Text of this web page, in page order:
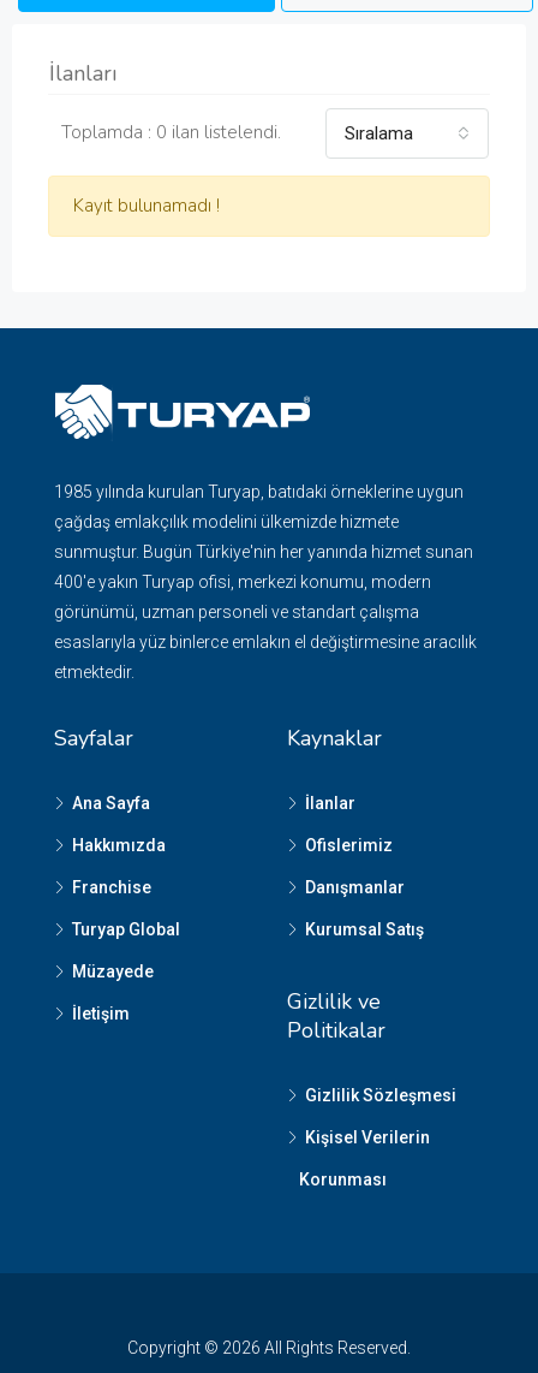
İlanları
Toplamda : 0 ilan listelendi. Sıralama
Kayıt bulunamadı !
1985 yılında kurulan Turyap, batıdaki örneklerine uygun
çağdaş emlakçılık modelini ülkemizde hizmete
sunmuştur. Bugün Türkiye'nin her yanında hizmet sunan
400'e yakın Turyap ofisi, merkezi konumu, modern
görünümü, uzman personeli ve standart çalışma
esaslarıyla yüz binlerce emlakın el değiştirmesine aracılık
etmektedir.
Sayfalar
Ana Sayfa
Hakkımızda
Franchise
Turyap Global
Müzayede
İletişim
Kaynaklar
İlanlar
Ofislerimiz
Danışmanlar
Kurumsal Satış
Gizlilik ve
Politikalar
Gizlilik Sözleşmesi
Kişisel Verilerin
Korunması
Copyright © 2026 All Rights Reserved.